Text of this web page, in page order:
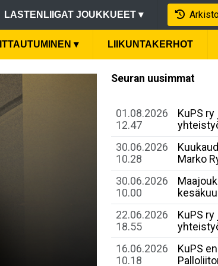
LASTENLIIGAT JOUKKUEET ▾
▾ LIIKUNTAKERHOT
Seuran uusimmat
01.08.2026
12.47
KuPS
30.06.2026
10.28
Marko
30.06.2026
10.00
22.06.2026
18.55
KuPS
16.06.2026
10.18
​KuPS